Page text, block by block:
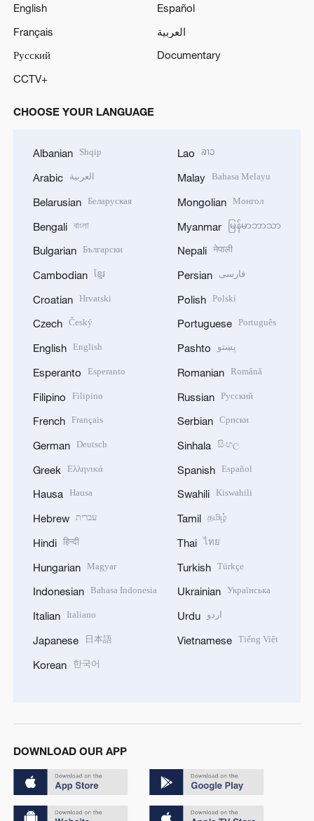
English
Español
Français
العربية
Русский
Documentary
CCTV+
CHOOSE YOUR LANGUAGE
Albanian Shqip
Arabic العربية
Belarusian Беларуская
Bengali বাংলা
Bulgarian Български
Cambodian ខ្មែរ
Croatian Hrvatski
Czech Český
English English
Esperanto Esperanto
Filipino Filipino
French Français
German Deutsch
Greek Ελληνικά
Hausa Hausa
Hebrew עברית
Hindi हिन्दी
Hungarian Magyar
Indonesian Bahasa Indonesia
Italian Italiano
Japanese 日本語
Korean 한국어
Lao ລາວ
Malay Bahasa Melayu
Mongolian Монгол
Myanmar မြန်မာဘာသာ
Nepali नेपाली
Persian فارسی
Polish Polski
Portuguese Português
Pashto پښتو
Romanian Română
Russian Русский
Serbian Српски
Sinhala සිංහල
Spanish Español
Swahili Kiswahili
Tamil தமிழ்
Thai ไทย
Turkish Türkçe
Ukrainian Українська
Urdu اردو
Vietnamese Tiếng Việt
DOWNLOAD OUR APP